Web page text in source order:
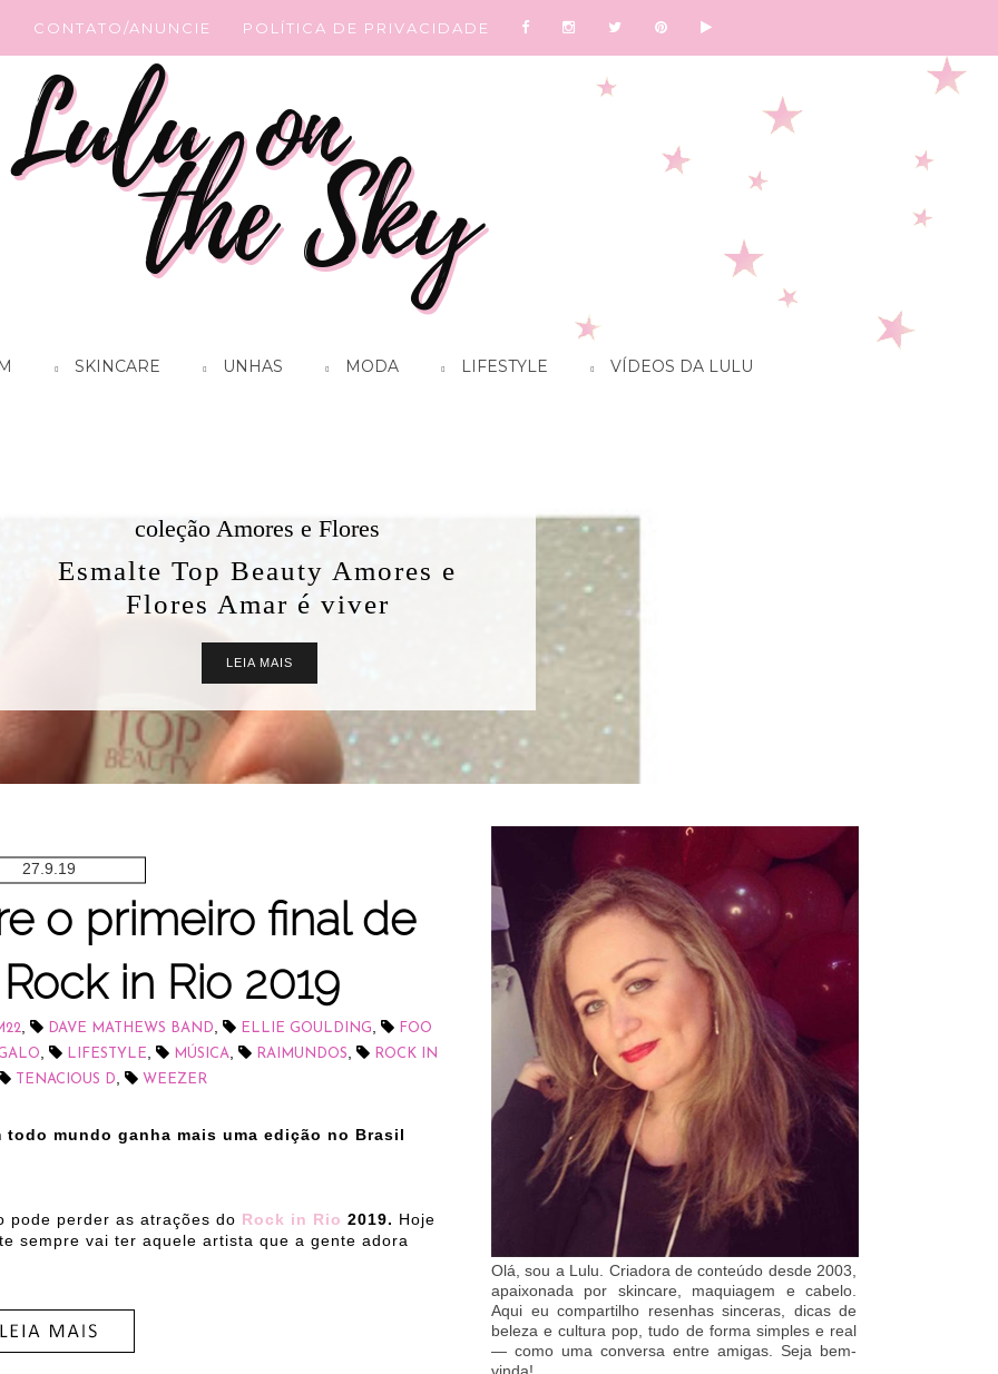
CONTATO/ANUNCIE POLÍTICA DE PRIVACIDADE
SKINCARE UNHAS MODA LIFESTYLE VÍDEOS DA LULU
coleção Amores e Flores
Esmalte Top Beauty Amores e
Flores Amar é viver
LEIA MAIS
27.9.19
o primeiro final de
in Rio 2019
DAVE MATHEWS BAND ELLIE GOULDING
FOO
LIFESTYLE MÚSICA RAIMUNDOS
ROCK IN
TENACIOUS D WEEZER
mundo ganha mais uma edição no Brasil
pode perder as atrações do Rock in Rio 2019. Hoje
sempre vai ter aquele artista que a gente adora
Olá, sou a Lulu. Criadora de conteúdo desde 2003,
apaixonada por skincare, maquiagem e cabelo.
Aqui eu compartilho resenhas sinceras, dicas de
beleza e cultura pop, tudo de forma simples e real
— como uma conversa entre amigas. Seja bem-